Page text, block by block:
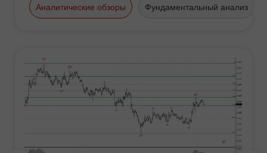
Аналитические обзоры Фундаментальный анализ